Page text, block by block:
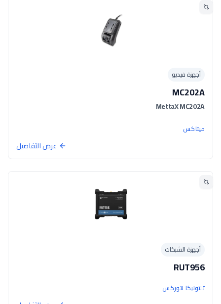
أجهزة فيديو
MC202A
MettaX MC202A
ميتاكس
عرض التفاصيل
أجهزة الشبكات
RUT956
تلتونيكا نتوركس